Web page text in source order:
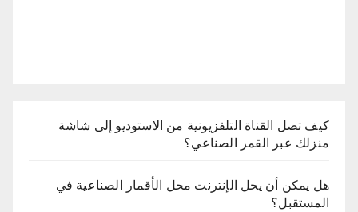
كيف تصل القناة التلفزيونية من الاستوديو إلى شاشة
منزلك عبر القمر الصناعي؟
هل يمكن أن يحل الإنترنت محل الأقمار الصناعية في
المستقبل؟